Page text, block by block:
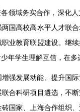
领域务实合作，深化
国高校高水平人才联
业教育联盟建设。继
年学生理解互信，在
强发展动能、提升国
合科研项目遴选，不
国家、上海合作组织